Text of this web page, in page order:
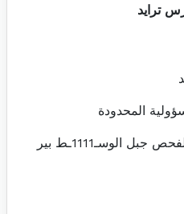
ترايد
المحدودة
كم 30 طريق الفحص جبل الوسـ1111ـط بير